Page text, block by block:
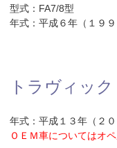
型式：FA7/8型
年式：平成６年（１９
トラヴィッ
年式：平成１３年（２
ＯＥＭ車についてはオ